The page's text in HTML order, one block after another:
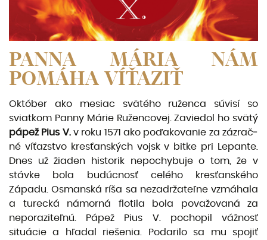
PANNA MÁRIA NÁM
POMÁHA VÍŤAZIŤ
Október ako mesiac svätého ruženca súvisí so
sviatkom Panny Márie Ruženco­vej. Zaviedol ho svätý
pápež Pius V. v roku 1571 ako poďakovanie za zázrač­
né víťazstvo kresťanských vojsk v bitke pri Lepante.
Dnes už žiaden historik nepochybuje o tom, že v
stávke bola budúcnosť celého kresťanského
Západu. Osmanská ríša sa nezadržateľne vzmáhala
a turecká námorná flotila bola po­važovaná za
neporaziteľnú. Pápež Pius V. pochopil vážnosť
situácie a hľadal rie­šenia. Podarilo sa mu spojiť